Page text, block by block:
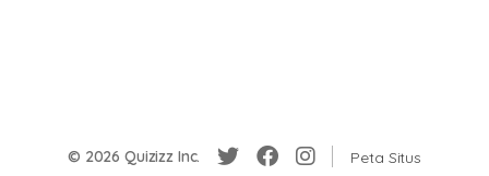
© 2026 Quizizz Inc. Peta Situs